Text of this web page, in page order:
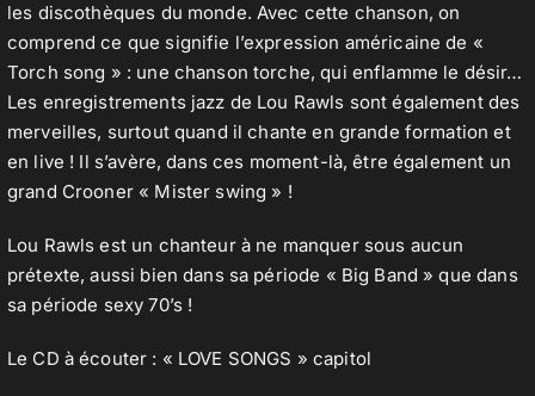
les discothèques du monde. Avec cette chanson, on
comprend ce que signifie l’expression américaine de «
Torch song » : une chanson torche, qui enflamme le désir…
Les enregistrements jazz de Lou Rawls sont également des
merveilles, surtout quand il chante en grande formation et
en live ! Il s’avère, dans ces moment-là, être également un
grand Crooner « Mister swing » !
Lou Rawls est un chanteur à ne manquer sous aucun
prétexte, aussi bien dans sa période « Big Band » que dans
sa période sexy 70’s !
Le CD à écouter : « LOVE SONGS » capitol